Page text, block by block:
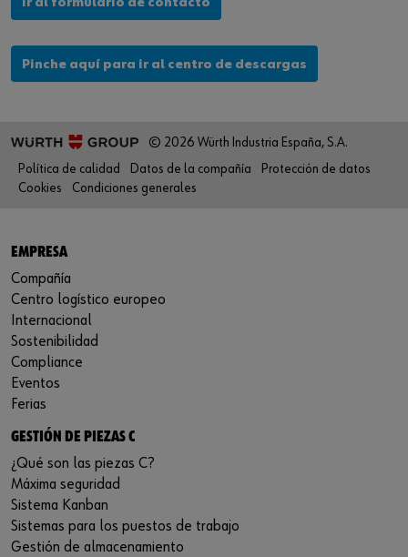
Pinche aquí para ir al centro de descargas
© 2026 Würth Industria España, S.A.
Política de calidad
Datos de la compañía
Protección de datos
Cookies
Condiciones generales
EMPRESA
Compañía
Centro logístico europeo
Internacional
Sostenibilidad
Compliance
Eventos
Ferias
GESTIÓN DE PIEZAS C
¿Qué son las piezas C?
Máxima seguridad
Sistema Kanban
Sistemas para los puestos de trabajo
Gestión de almacenamiento